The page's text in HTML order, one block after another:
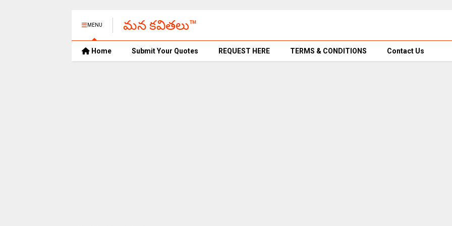
MENU మన కవితలు™
Home Submit Your Quotes REQUEST HERE TERMS & CONDITIONS Contact Us